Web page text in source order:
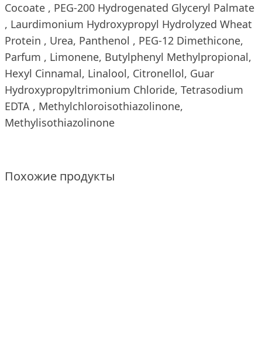
Cocoate , PEG-200 Hydrogenated Glyceryl Palmate
, Laurdimonium Hydroxypropyl Hydrolyzed Wheat
Protein , Urea, Panthenol , PEG-12 Dimethicone,
Parfum , Limonene, Butylphenyl Methylpropional,
Hexyl Cinnamal, Linalool, Citronellol, Guar
Hydroxypropyltrimonium Chloride, Tetrasodium
EDTA , Methylchloroisothiazolinone,
Methylisothiazolinone
Похожие продукты